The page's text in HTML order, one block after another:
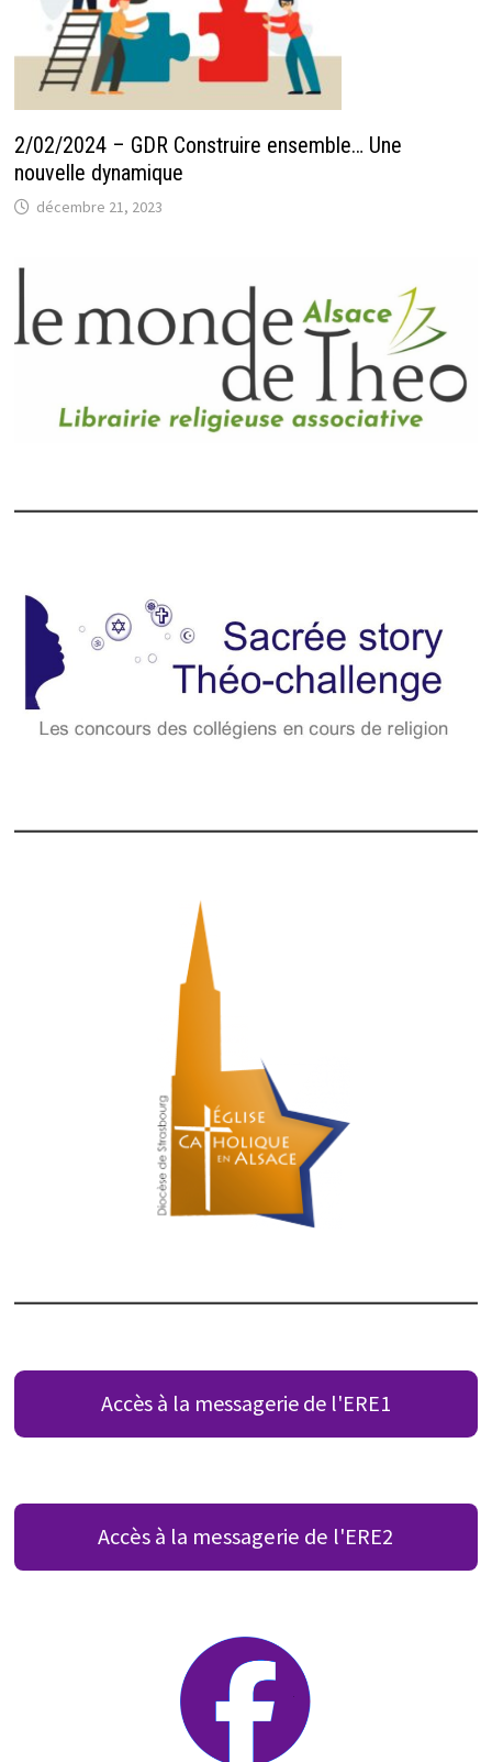
2/02/2024 – GDR Construire ensemble… Une
nouvelle dynamique
décembre 21, 2023
Accès à la messagerie de l'ERE1
Accès à la messagerie de l'ERE2